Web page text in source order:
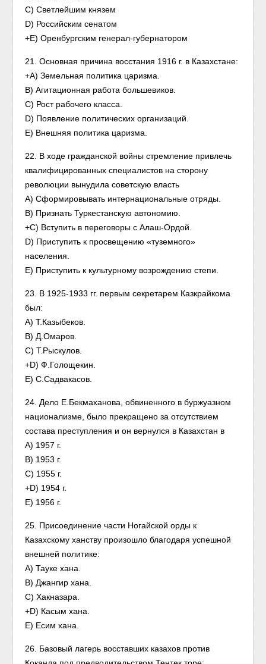
C) Светлейшим князем
D) Российским сенатом
+E) Оренбургским генерал-губернатором
21. Основная причина восстания 1916 г. в Казахстане:
+A) Земельная политика царизма.
B) Агитационная работа большевиков.
C) Рост рабочего класса.
D) Появление политических организаций.
E) Внешняя политика царизма.
22. В ходе гражданской войны стремление привлечь
квалифицированных специалистов на сторону
революции вынудила советскую власть
A) Сформировывать интернациональные отряды.
B) Признать Туркестанскую автономию.
+C) Вступить в переговоры с Алаш-Ордой.
D) Приступить к просвещению «туземного»
населения.
E) Приступить к культурному возрождению степи.
23. В 1925-1933 гг. первым секретарем Казкрайкома
был:
A) Т.Казыбеков.
B) Д.Омаров.
C) Т.Рыскулов.
+D) Ф.Голощекин.
E) С.Садвакасов.
24. Дело Е.Бекмаханова, обвиненного в буржуазном
национализме, было прекращено за отсутствием
состава преступления и он вернулся в Казахстан в
A) 1957 г.
B) 1953 г.
C) 1955 г.
+D) 1954 г.
E) 1956 г.
25. Присоединение части Ногайской орды к
Казахскому ханству произошло благодаря успешной
внешней политике:
A) Тауке хана.
B) Джангир хана.
C) Хакназара.
+D) Касым хана.
E) Есим хана.
26. Базовый лагерь восставших казахов против